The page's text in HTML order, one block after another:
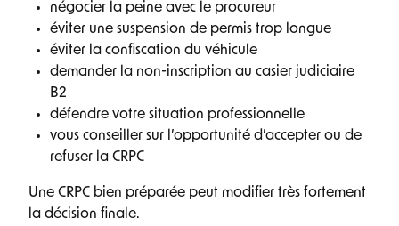
négocier la peine avec le procureur
éviter une suspension de permis trop longue
éviter la confiscation du véhicule
demander la non-inscription au casier judiciaire
B2
défendre votre situation professionnelle
vous conseiller sur l’opportunité d’accepter ou de
refuser la CRPC
Une CRPC bien préparée peut modifier très fortement
la décision finale.